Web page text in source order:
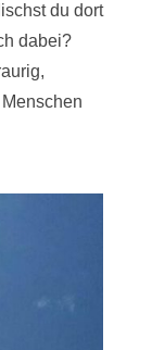
du dort
dabei?